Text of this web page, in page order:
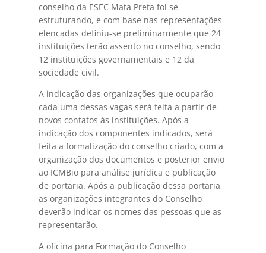
conselho da ESEC Mata Preta foi se
estruturando, e com base nas representações
elencadas definiu-se preliminarmente que 24
instituições terão assento no conselho, sendo
12 instituições governamentais e 12 da
sociedade civil.
A indicação das organizações que ocuparão
cada uma dessas vagas será feita a partir de
novos contatos às instituições. Após a
indicação dos componentes indicados, será
feita a formalização do conselho criado, com a
organização dos documentos e posterior envio
ao ICMBio para análise jurídica e publicação
de portaria. Após a publicação dessa portaria,
as organizações integrantes do Conselho
deverão indicar os nomes das pessoas que as
representarão.
A oficina para Formação do Conselho